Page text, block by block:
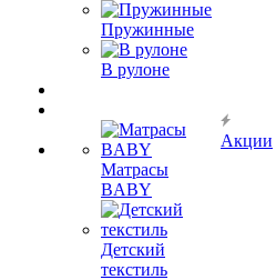
Пружинные
В рулоне
Матрасы
BABY
Детский
текстиль
Акции